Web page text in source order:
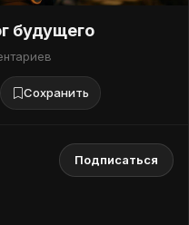
будущего
Сохранить
Подписаться